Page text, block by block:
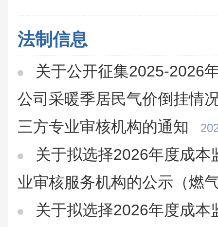
法制信息
关于公开征集2025-2026
公司采暖季居民气价倒挂情
三方专业审核机构的通知
关于拟选择2026年度成本
业审核服务机构的公示（燃
关于拟选择2026年度成本